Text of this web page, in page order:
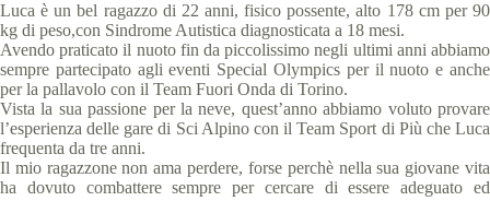
Luca è un bel ragazzo di 22 anni, fisico possente, alto 178 cm per 90
kg di peso,con Sindrome Autistica diagnosticata a 18 mesi.
Avendo praticato il nuoto fin da piccolissimo negli ultimi anni abbiamo
sempre partecipato agli eventi Special Olympics per il nuoto e anche
per la pallavolo con il Team Fuori Onda di Torino.
Vista la sua passione per la neve, quest’anno abbiamo voluto provare
l’esperienza delle gare di Sci Alpino con il Team Sport di Più che Luca
frequenta da tre anni.
Il mio ragazzone non ama perdere, forse perchè nella sua giovane vita
ha dovuto combattere sempre per cercare di essere adeguato ed